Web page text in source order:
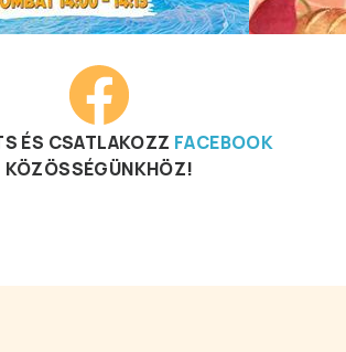
ÉS CSATLAKOZZ FACEBOOK
KÖZÖSSÉGÜNKHÖZ!